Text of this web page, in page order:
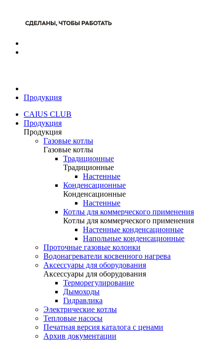
Продукция
CAIUS CLUB
Продукция
Продукция
Газовые котлы
Газовые котлы
Традиционные
Традиционные
Настенные
Конденсационные
Конденсационные
Настенные
Котлы для коммерческого применения
Котлы для коммерческого применения
Настенные конденсационные
Напольные конденсационные
Проточные газовые колонки
Водонагреватели косвенного нагрева
Аксессуары для оборудования
Аксессуары для оборудования
Терморегулирование
Дымоходы
Гидравлика
Электрические котлы
Тепловые насосы
Печатная версия каталога с ценами
Архив документации